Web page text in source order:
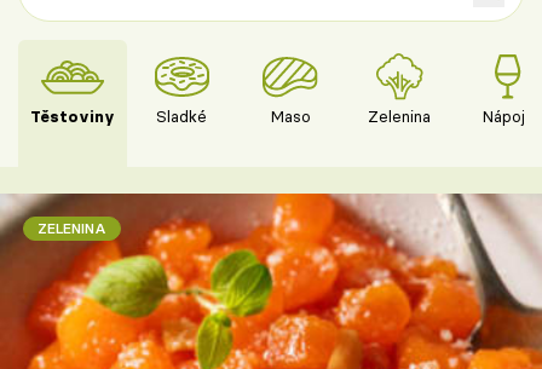
Těstoviny Sladké Maso Zelenina Nápoje
ZELENINA